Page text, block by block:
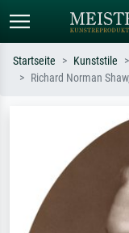
Suchen Sie nach Künstlern,
oder Stilen – z.B.
Sternennacht,
Hokusai, Akt.
Startseite Kunststile
Richard Norman